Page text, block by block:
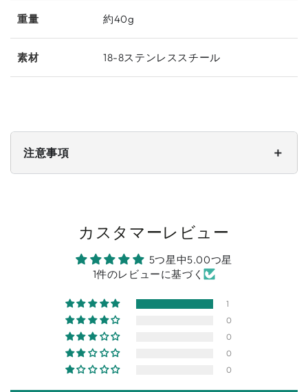
重量 約40g
素材 18-8ステンレススチール
注意事項 ＋
カスタマーレビュー
5つ星中5.00つ星
1件のレビューに基づく
1
0
0
0
0